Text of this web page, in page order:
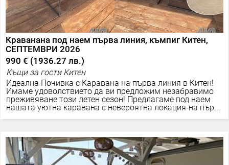
Краванана под наем първа линия, къмпиг Китен,
СЕПТЕМВРИ 2026
990 € (1936.27 лв.)
Къщи за гости Китен
Идеална Почивка с Каравана на първа линия в Китен!
Имаме удоволствието да ви предложим незабравимо
преживяване този летен сезон! Предлагаме под наем
нашата уютна каравана с невероятна локация-на пър...